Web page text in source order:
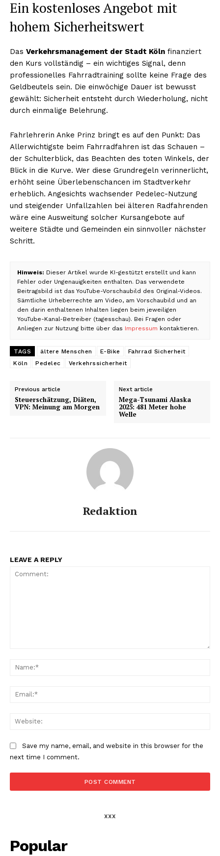
Ein kostenloses Angebot mit
hohem Sicherheitswert
Das Verkehrsmanagement der Stadt Köln finanziert
den Kurs vollständig – ein wichtiges Signal, denn
professionelles Fahrradtraining sollte keine Frage des
Geldbeutels sein. Die einwöchige Dauer ist bewusst
gewählt: Sicherheit entsteht durch Wiederholung, nicht
durch einmalige Belehrung.
Fahrlehrerin Anke Prinz bringt es auf den Punkt: Das
Allerwichtigste beim Fahrradfahren ist das Schauen –
der Schulterblick, das Beachten des toten Winkels, der
Blick in die Kurve. Wer diese Grundregeln verinnerlicht,
erhöht seine Überlebenschancen im Stadtverkehr
erheblich. Angesichts wachsender Pedelec-Nutzung
und steigender Unfallzahlen bei älteren Radfahrenden
wäre eine Ausweitung solcher Kursangebote auf
weitere Städte und Gemeinden ein sinnvoller nächster
Schritt.
Hinweis: Dieser Artikel wurde KI-gestützt erstellt und kann
Fehler oder Ungenauigkeiten enthalten. Das verwendete
Beitragsbild ist das YouTube-Vorschaubild des Original-Videos.
Sämtliche Urheberrechte am Video, am Vorschaubild und an
den darin enthaltenen Inhalten liegen beim jeweiligen
YouTube-Kanal-Betreiber (tagesschau). Bei Fragen oder
Anliegen zur Nutzung bitte über das Impressum kontaktieren.
TAGS ältere Menschen E-Bike
Fahrrad Sicherheit
Köln
Pedelec Verkehrssicherheit
Previous article
Steuerschätzung, Diäten,
VPN: Meinung am Morgen
Next article
Mega-Tsunami Alaska
2025: 481 Meter hohe
Welle
Redaktion
LEAVE A REPLY
Save my name, email, and website in this browser for the
next time I comment.
xxx
Popular